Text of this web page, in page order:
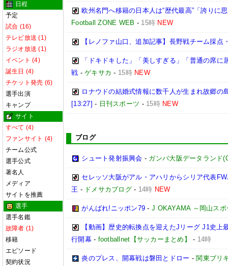
日程
予定
試合 (16)
テレビ放送 (1)
ラジオ放送 (1)
イベント (4)
誕生日 (4)
チケット発売 (6)
選手出演
キャンプ
サイト
すべて (4)
ファンサイト (4)
チーム公式
選手公式
著名人
メディア
サイトを推薦
選手
選手名鑑
故障者 (1)
移籍
エピソード
契約状況
欧州名門へ移籍の日本人は“歴代最高”「誇り
Football ZONE WEB - 15時 NEW
【レノファ山口、追加記事】長野戦チーム採点
「ドキドキした」「美しすぎる」「普通の席
戦 -ゲキサカ - 15時 NEW
ロナウドの結婚式情報に数千人が生まれ故郷
[13:27] - 日刊スポーツ - 15時 NEW
ブログ
シュート発射振興会 - ガンバ大阪データランド
セレッソ大阪がアル・アハリからシリア代表
王 - ドメサカブログ- 14時 NEW
がんばれ!ニッポン79 -J OKAYAMA ～岡山ス
【動画】歴史的転換点を迎えたJリーグ J1史
行開幕- footballnet【サッカーまとめ】 - 14時
炎のプレス、開幕戦は磐田とドロー - 関東ブリ